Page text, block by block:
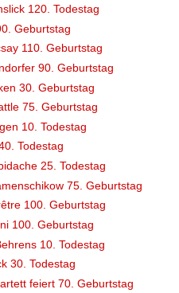
120. Todestag
Geburtstag
110. Geburtstag
90. Geburtstag
30. Geburtstag
75. Geburtstag
10. Todestag
Todestag
25. Todestag
75. Geburtstag
100. Geburtstag
100. Geburtstag
10. Todestag
30. Todestag
feiert 70. Geburtstag